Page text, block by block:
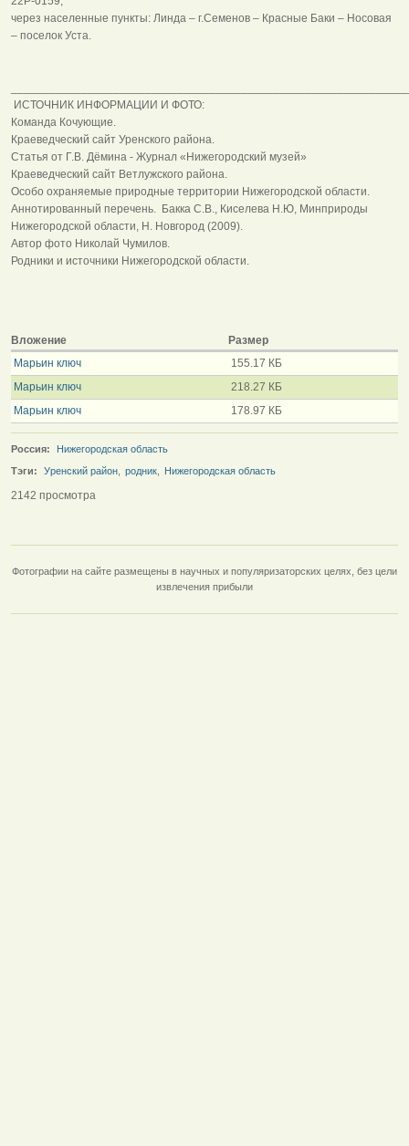
через населенные пункты: Линда – г.Семенов – Красные Баки – Носовая
– поселок Уста.
ИСТОЧНИК ИНФОРМАЦИИ И ФОТО:
Команда Кочующие.
Краеведческий сайт Уренского района.
Статья от Г.В. Дёмина - Журнал «Нижегородский музей»
Краеведческий сайт Ветлужского района.
Особо охраняемые природные территории Нижегородской области.
Аннотированный перечень. Бакка С.В., Киселева Н.Ю, Минприроды
Нижегородской области, Н. Новгород (2009).
Автор фото Николай Чумилов.
Родники и источники Нижегородской области.
Вложение
Размер
Марьин ключ
155.17 КБ
Марьин ключ
218.27 КБ
Марьин ключ
178.97 КБ
Россия:
Нижегородская область
Тэги:
Уренский район родник Нижегородская область
2142 просмотра
Фотографии на сайте размещены в научных и популяризаторских целях, без цели
извлечения прибыли